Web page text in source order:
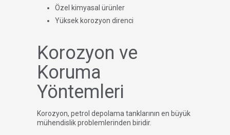
Özel kimyasal ürünler
Yüksek korozyon direnci
Korozyon ve
Koruma
Yöntemleri
Korozyon, petrol depolama tanklarının en büyük
mühendislik problemlerinden biridir.